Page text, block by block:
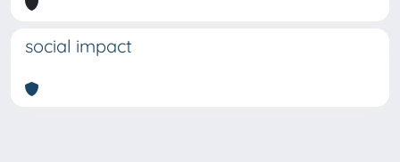
social impact